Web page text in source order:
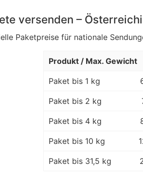
versenden –
Paketpreise für nationale
Produkt / Max. Gewicht
Paket bis 1 kg
Paket bis 2 kg
Paket bis 4 kg
Paket bis 10 kg
Paket bis 31,5 kg